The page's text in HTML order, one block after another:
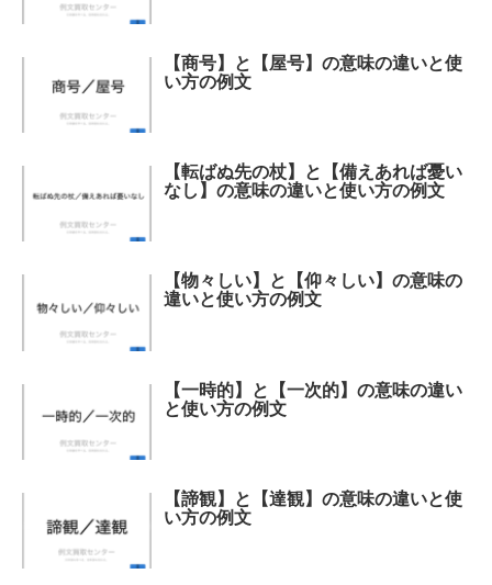
【商号】と【屋号】の意味の違いと使
い方の例文
【転ばぬ先の杖】と【備えあれば憂い
なし】の意味の違いと使い方の例文
【物々しい】と【仰々しい】の意味の
違いと使い方の例文
【一時的】と【一次的】の意味の違い
と使い方の例文
【諦観】と【達観】の意味の違いと使
い方の例文